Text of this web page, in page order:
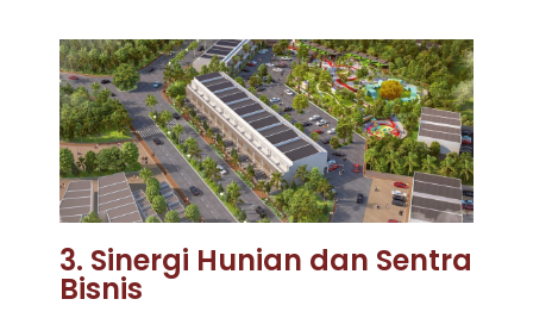
3. Sinergi Hunian dan Sentra
Bisnis